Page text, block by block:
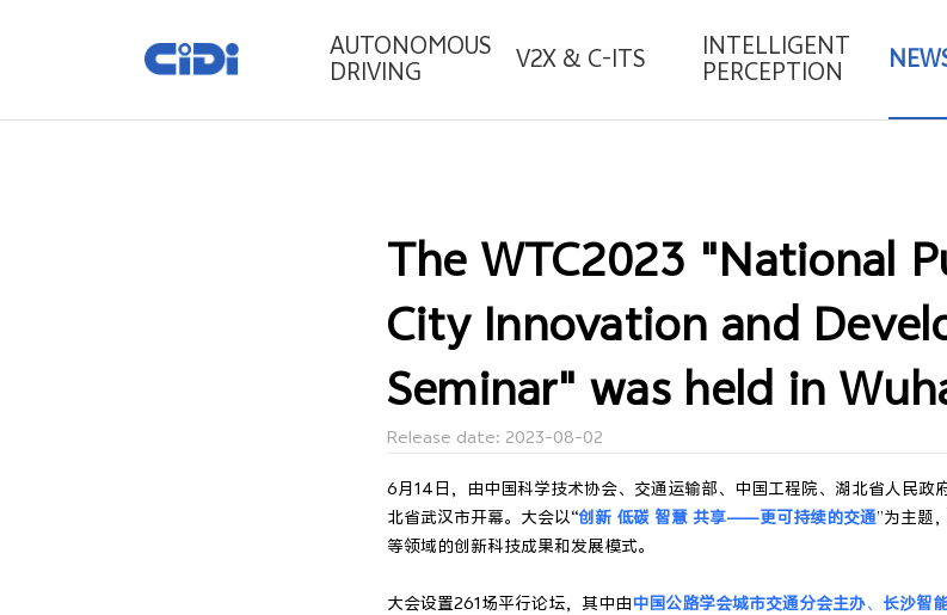
AUTONOMOUS
DRIVING
V2X & C-ITS
INTELLIGENT
PERCEPTION
The WTC2023 "National
City Innovation and
Seminar" was held in
Release date: 2023-08-02
6月14日，由中国科学技术协会、交通运输部、中国工程院、湖北省人民政
北省武汉市开幕。大会以“创新 低碳 智慧 共享——更可持续的交通”为主题
等领域的创新科技成果和发展模式。
大会设置261场平行论坛，其中由中国公路学会城市交通分会主办、 长沙智